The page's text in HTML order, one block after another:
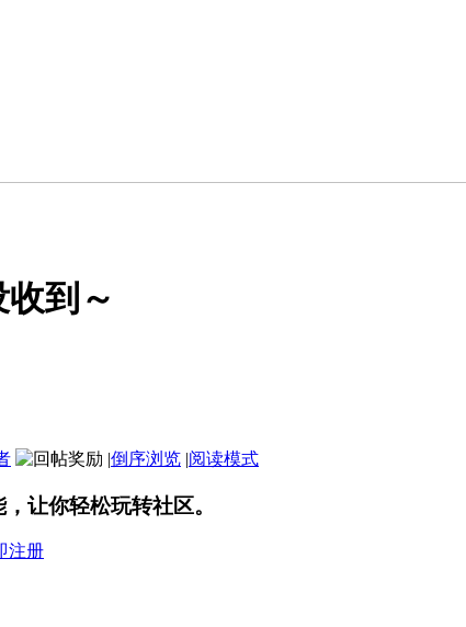
到～
|倒序浏览 |阅读模式
让你轻松玩转社区。
注册